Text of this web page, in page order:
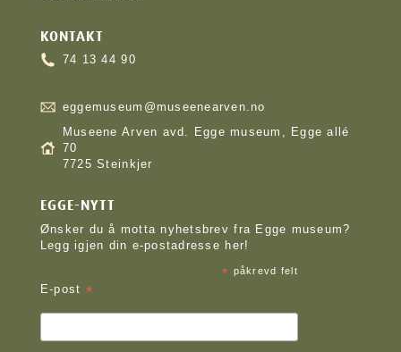
KONTAKT
74 13 44 90
eggemuseum@museenearven.no
Museene Arven avd. Egge museum, Egge allé
70
7725 Steinkjer
EGGE-NYTT
Ønsker du å motta nyhetsbrev fra Egge museum?
Legg igjen din e-postadresse her!
* påkrevd felt
E-post *